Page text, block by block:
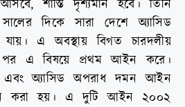
শাস্তি দৃশ্যমান হবে। তিনি
দিকে সারা দেশে অ্যাসিড
যায়। এ অবস্থায় বিগত চারদলীয়
এ বিষয়ে প্রথম আইন করে।
এবং অ্যাসিড অপরাধ দমন আইন
করা হয়। এ দুটি আইন ২০০২